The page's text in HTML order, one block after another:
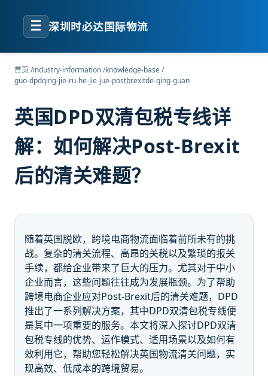
☰ 深圳时必达国际物流
首页/industry-information/knowledge-base/
guo-dpdqing-jie-ru-he-jie-jue-postbrexitde-qing-guan
英国DPD双清包税专线详
解：如何解决Post-Brexit
后的清关难题？
随着英国脱欧，跨境电商物流面临着前所未有的挑
战。复杂的清关流程、高昂的关税以及繁琐的报关
手续，都给企业带来了巨大的压力。尤其对于中小
企业而言，这些问题往往成为发展瓶颈。为了帮助
跨境电商企业应对Post-Brexit后的清关难题，DPD
推出了一系列解决方案，其中DPD双清包税专线便
是其中一项重要的服务。本文将深入探讨DPD双清
包税专线的优势、运作模式、适用场景以及如何有
效利用它，帮助您轻松解决英国物流清关问题，实
现高效、低成本的跨境贸易。